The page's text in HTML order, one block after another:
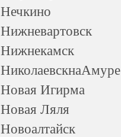
Нечкино
Нижневартовск
Нижнекамск
НиколаевскнаАмуре
Новая Игирма
Новая Ляля
Новоалтайск